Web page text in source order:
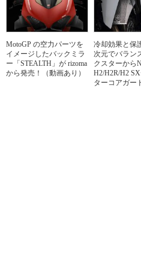
MotoGP の空力パーツを
イメージしたバックミラ
ー「STEALTH」が rizoma
から発売！（動画あり）
冷却効果と保
次元でバラン
クスターから
H2/H2R/H2
ターコアガー